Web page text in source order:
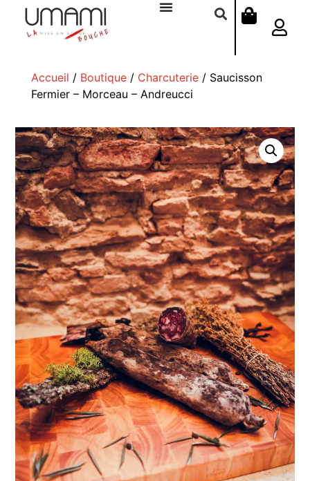
Accueil / Boutique/ Charcuterie/ Saucisson
Fermier – Morceau – Andreucci